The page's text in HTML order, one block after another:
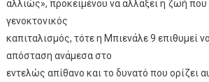
αλλιώς», προκειμένου να αλλάξει η ζωή που
γενοκτονικός
καπιταλισμός, τότε η Μπιενάλε 9 επιθυμεί
απόσταση ανάμεσα στο
εντελώς απίθανο και το δυνατό που ορίζει